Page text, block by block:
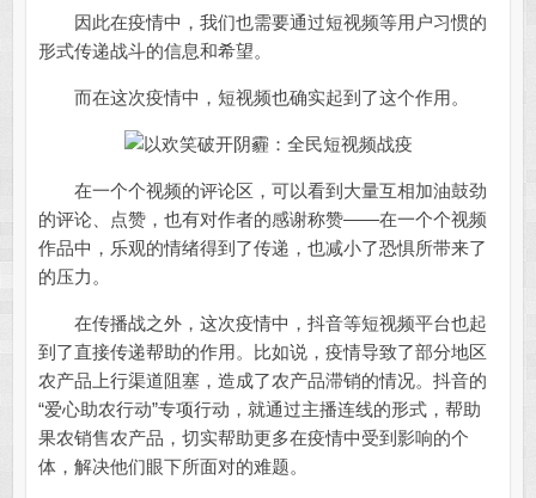
因此在疫情中，我们也需要通过短视频等用户习惯的
形式传递战斗的信息和希望。
而在这次疫情中，短视频也确实起到了这个作用。
在一个个视频的评论区，可以看到大量互相加油鼓劲
的评论、点赞，也有对作者的感谢称赞——在一个个视频
作品中，乐观的情绪得到了传递，也减小了恐惧所带来了
的压力。
在传播战之外，这次疫情中，抖音等短视频平台也起
到了直接传递帮助的作用。比如说，疫情导致了部分地区
农产品上行渠道阻塞，造成了农产品滞销的情况。抖音的
“爱心助农行动”专项行动，就通过主播连线的形式，帮助
果农销售农产品，切实帮助更多在疫情中受到影响的个
体，解决他们眼下所面对的难题。